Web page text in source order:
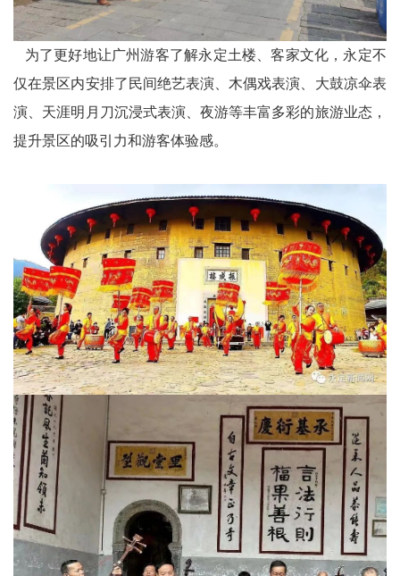
为了更好地让广州游客了解永定土楼、客家文化，永定不
仅在景区内安排了民间绝艺表演、木偶戏表演、大鼓凉伞表
演、天涯明月刀沉浸式表演、夜游等丰富多彩的旅游业态，
提升景区的吸引力和游客体验感。